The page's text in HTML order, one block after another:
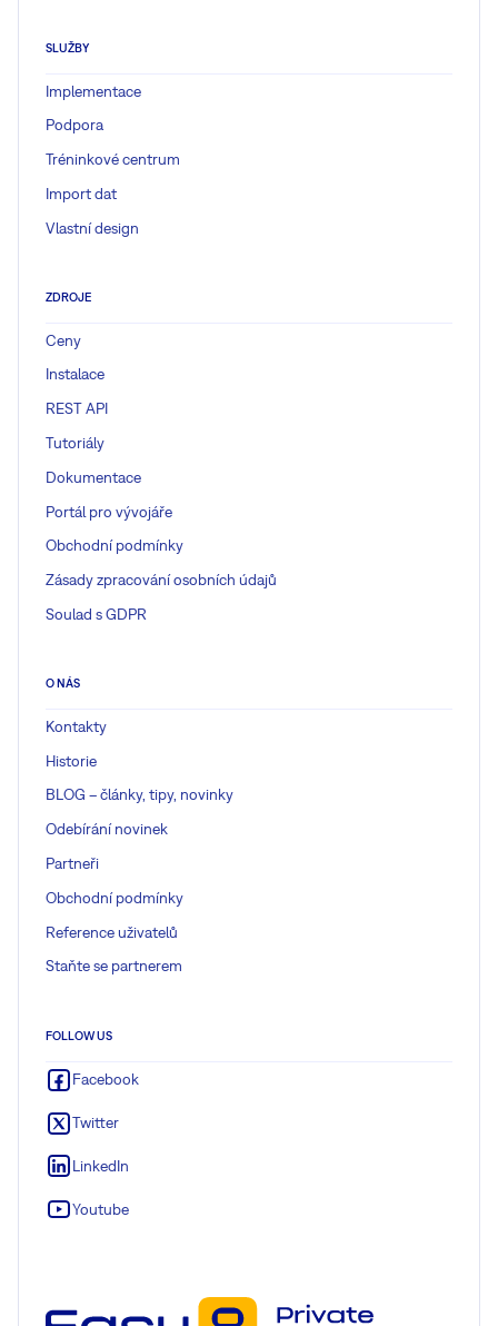
SLUŽBY
Implementace
Podpora
Tréninkové centrum
Import dat
Vlastní design
ZDROJE
Ceny
Instalace
REST API
Tutoriály
Dokumentace
Portál pro vývojáře
Obchodní podmínky
Zásady zpracování osobních údajů
Soulad s GDPR
O NÁS
Kontakty
Historie
BLOG – články, tipy, novinky
Odebírání novinek
Partneři
Obchodní podmínky
Reference uživatelů
Staňte se partnerem
FOLLOW US
Facebook
Twitter
LinkedIn
Youtube